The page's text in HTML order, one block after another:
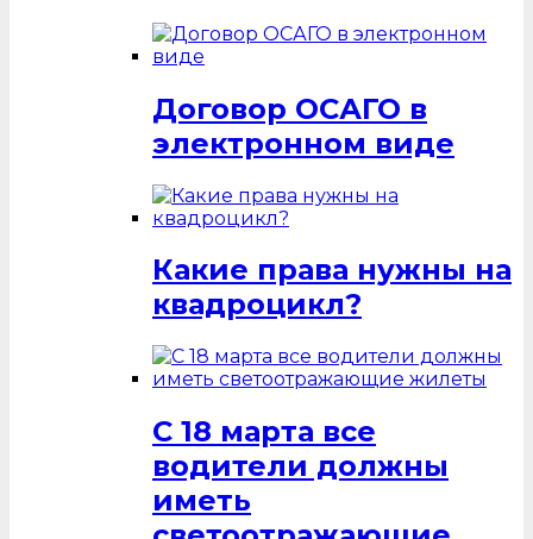
Договор ОСАГО в
электронном виде
Какие права нужны на
квадроцикл?
С 18 марта все
водители должны
иметь